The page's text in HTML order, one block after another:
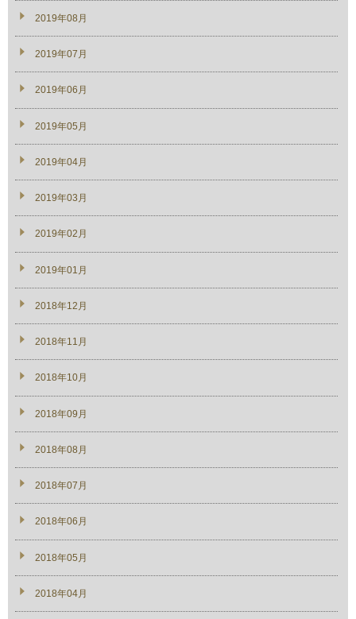
2019年08月
2019年07月
2019年06月
2019年05月
2019年04月
2019年03月
2019年02月
2019年01月
2018年12月
2018年11月
2018年10月
2018年09月
2018年08月
2018年07月
2018年06月
2018年05月
2018年04月